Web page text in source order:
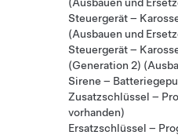
Steuergerät –
(Ausbauen und
Steuergerät –
(Generation 2)
Sirene –
Zusatzschlüssel –
vorhanden)
Ersatzschlüssel –